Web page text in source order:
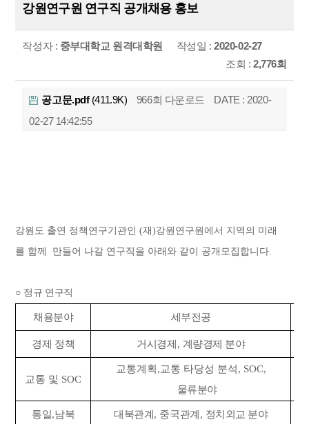
강원연구원 연구직 공개채용 홍보
작성자 : 중부대학교 원격대학원 작성일 :2020-02-27
조회 :2,776회
공고문.pdf(411.9K) 966회 다운로드
DATE : 2020-
02-27 14:42:55
강원도 출연 정책연구기관인 (재)강원연구원에서 지역의 미래
를 함께 만들어 나갈 연구직을 아래와 같이 공개모집합니다
○ 정규 연구직
채용분야 세부전공
경제 정책 거시경제 , 계량경제 분야
교통 및 SOC
교통계획,교통 타당성 분석, SOC,
물류분야
통일,남북 대북관계 , 중국관계 , 정치외교 분야